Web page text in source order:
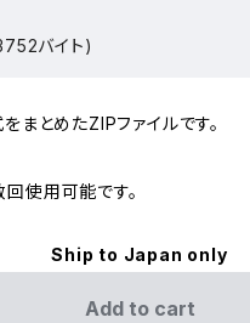
バイト)
まとめたZIPファイルです。
回使用可能です。
Ship to Japan only
Add to cart